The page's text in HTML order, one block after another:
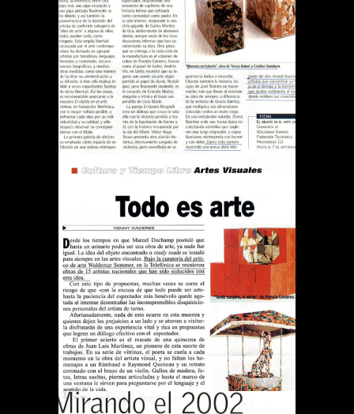
REVISTA EL SÁBADO LA
OBRA ES EL OBJETO
Publications
REVISTA QUE PASA TODO
ES ARTE
Publications